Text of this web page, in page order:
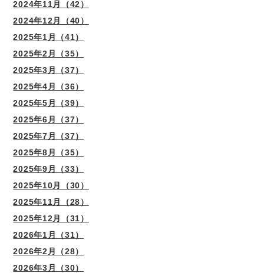
2024年11月（42）
2024年12月（40）
2025年1月（41）
2025年2月（35）
2025年3月（37）
2025年4月（36）
2025年5月（39）
2025年6月（37）
2025年7月（37）
2025年8月（35）
2025年9月（33）
2025年10月（30）
2025年11月（28）
2025年12月（31）
2026年1月（31）
2026年2月（28）
2026年3月（30）